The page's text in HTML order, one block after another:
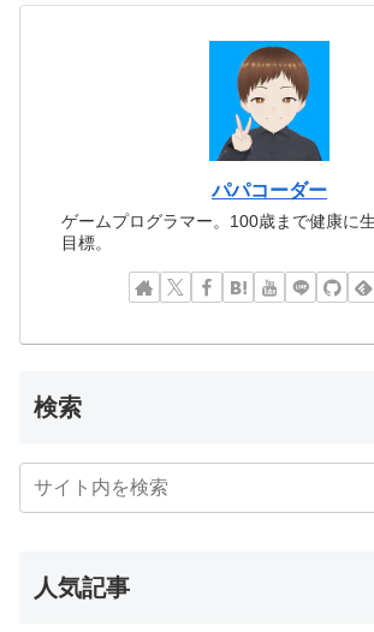
パパコーダー
ゲームプログラマー。100歳まで健康に
目標。
検索
人気記事